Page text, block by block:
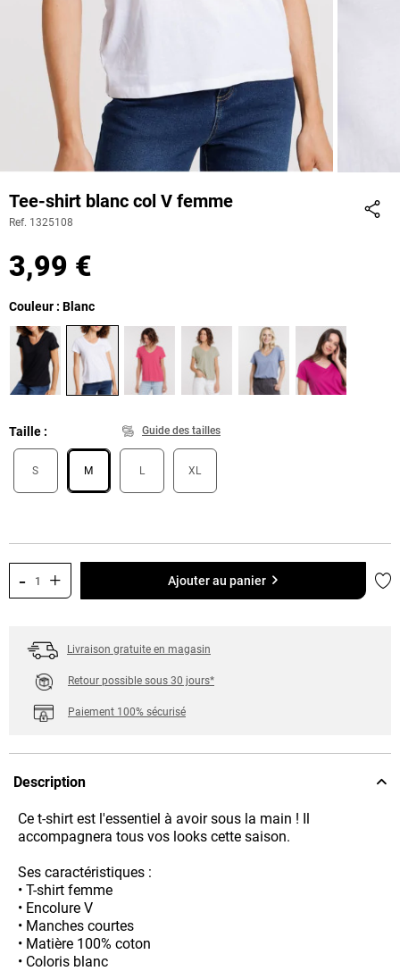
Tee-shirt blanc col V femme
Ref. 1325108
3,99 €
Couleur : Blanc
Taille Guide des tailles
S M L XL
- + Ajouter au panier
Livraison gratuite en magasin
Retour possible sous 30 jours*
Paiement 100% sécurisé
Description
Ce t-shirt est l'essentiel à avoir sous la main ! Il
accompagnera tous vos looks cette saison.
Ses caractéristiques :
• T-shirt femme
• Encolure V
• Manches courtes
• Matière 100% coton
• Coloris blanc